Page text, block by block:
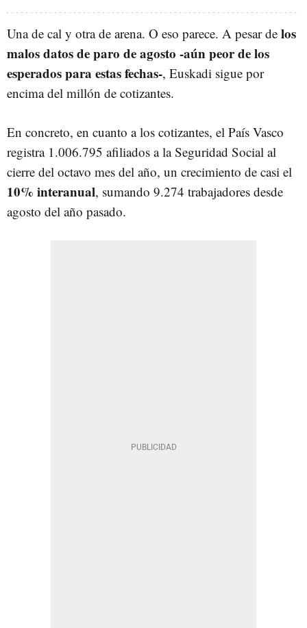
Una de cal y otra de arena. O eso parece. A pesar de los
malos datos de paro de agosto -aún peor de los
esperados para estas fechas-, Euskadi sigue por
encima del millón de cotizantes.
En concreto, en cuanto a los cotizantes, el País Vasco
registra 1.006.795 afiliados a la Seguridad Social al
cierre del octavo mes del año, un crecimiento de casi el
10% interanual, sumando 9.274 trabajadores desde
agosto del año pasado.